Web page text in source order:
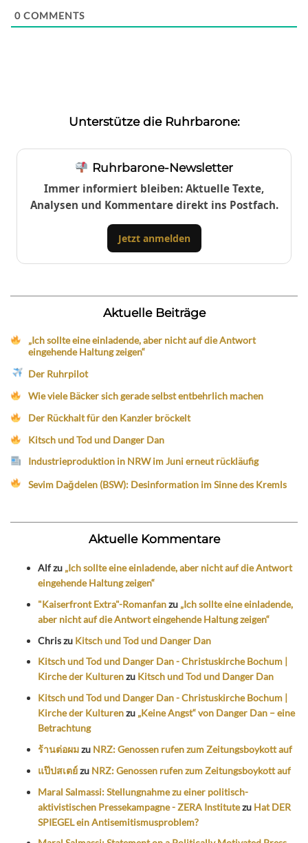
0 COMMENTS
Unterstütze die Ruhrbarone:
Ruhrbarone-Newsletter
Immer informiert bleiben: Aktuelle Texte,
Analysen und Kommentare direkt ins Postfach.
Jetzt anmelden
Aktuelle Beiträge
„Ich sollte eine einladende, aber nicht auf die Antwort
eingehende Haltung zeigen“
Der Ruhrpilot
Wie viele Bäcker sich gerade selbst entbehrlich machen
Der Rückhalt für den Kanzler bröckelt
Kitsch und Tod und Danger Dan
Industrieproduktion in NRW im Juni erneut rückläufig
Sevim Dağdelen (BSW): Desinformation im Sinne des Kremls
Aktuelle Kommentare
Alfzu „Ich sollte eine einladende, aber nicht auf die Antwort
eingehende Haltung zeigen“
"Kaiserfront Extra"-Romanfanzu „Ich sollte eine einladende,
aber nicht auf die Antwort eingehende Haltung zeigen“
Chriszu Kitsch und Tod und Danger Dan
Kitsch und Tod und Danger Dan - Christuskirche Bochum |
Kirche der Kulturenzu Kitsch und Tod und Danger Dan
Kitsch und Tod und Danger Dan - Christuskirche Bochum |
Kirche der Kulturenzu „Keine Angst“ von Danger Dan – eine
Betrachtung
ร้านต่อผมzu NRZ: Genossen rufen zum Zeitungsboykott auf
แป๊ปสเตย์zu NRZ: Genossen rufen zum Zeitungsboykott auf
Maral Salmassi: Stellungnahme zu einer politisch-
aktivistischen Pressekampagne - ZERA Institutezu Hat DER
SPIEGEL ein Antisemitismusproblem?